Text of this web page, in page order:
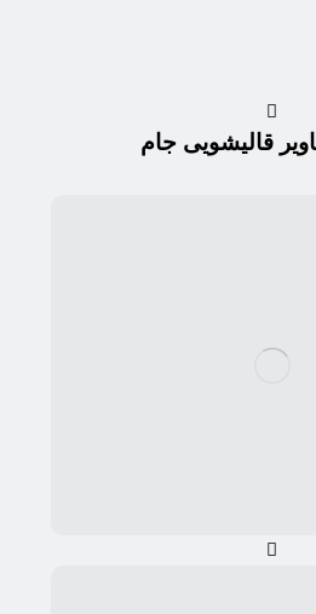
قالیشویی جام